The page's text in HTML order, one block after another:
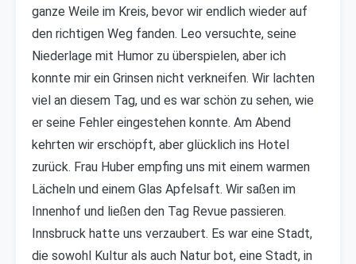
ganze Weile im Kreis, bevor wir endlich wieder auf
den richtigen Weg fanden. Leo versuchte, seine
Niederlage mit Humor zu überspielen, aber ich
konnte mir ein Grinsen nicht verkneifen. Wir lachten
viel an diesem Tag, und es war schön zu sehen, wie
er seine Fehler eingestehen konnte. Am Abend
kehrten wir erschöpft, aber glücklich ins Hotel
zurück. Frau Huber empfing uns mit einem warmen
Lächeln und einem Glas Apfelsaft. Wir saßen im
Innenhof und ließen den Tag Revue passieren.
Innsbruck hatte uns verzaubert. Es war eine Stadt,
die sowohl Kultur als auch Natur bot, eine Stadt, in